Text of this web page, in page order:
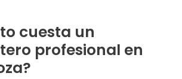
cuesta un
profesional en